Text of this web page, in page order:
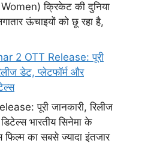
क्रिकेट की दुनिया
ऊंचाइयों को छू रहा है,
2 OTT Release: पूरी
डेट, प्लेटफॉर्म और
पूरी जानकारी, रिलीज
भारतीय सिनेमा के
फिल्म का सबसे ज्यादा इंतजार